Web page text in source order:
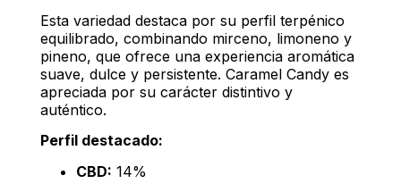
Esta variedad destaca por su perfil terpénico
equilibrado, combinando mirceno, limoneno y
pineno, que ofrece una experiencia aromática
suave, dulce y persistente. Caramel Candy es
apreciada por su carácter distintivo y
auténtico.
Perfil destacado:
CBD: 14%